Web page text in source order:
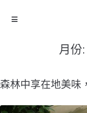
月份:
森林中享在地美味